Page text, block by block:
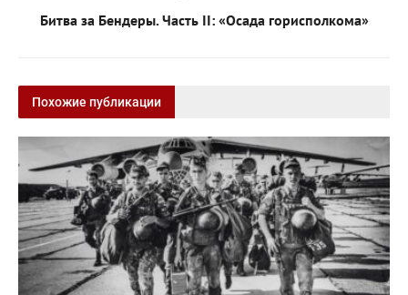
Битва за Бендеры. Часть II: «Осада горисполкома»
Похожие публикации